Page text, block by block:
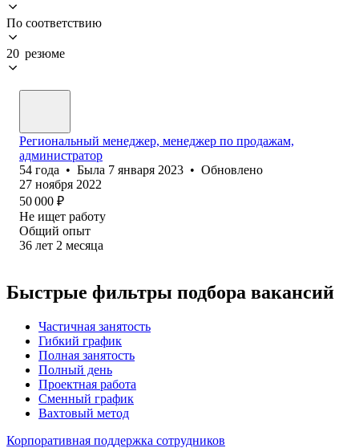
По соответствию
20 резюме
Региональный менеджер, менеджер по продажам,
администратор
54 года • Была 7 января 2023 • Обновлено
27 ноября 2022
50 000 ₽
Не ищет работу
Общий опыт
36 лет 2 месяца
Быстрые фильтры подбора вакансий
Частичная занятость
Гибкий график
Полная занятость
Полный день
Проектная работа
Сменный график
Вахтовый метод
Корпоративная поддержка сотрудников